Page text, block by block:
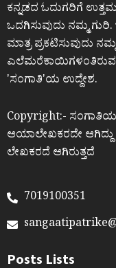
ಕನ್ನಡದ ಓದುಗರಿಗೆ
ಒದಗಿಸುವುದು ನಮ್ಮ
ಮಾತ್ರ ಪ್ರಕಟಿಸುವುದು
ಎಲೆಮರೆಕಾಯಿಗಳಂತಿರುವ
ʼಸಂಗಾತಿʼಯ ಉದ್ದೇಶ.
Copyright:-
ಆಯಾಲೇಖಕರದೇ
ಲೇಖಕರದೆ ಆಗಿರುತ್ತದೆ
7019100351
Posts Lists